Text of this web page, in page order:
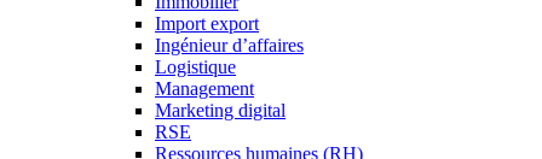
Import export
Ingénieur d’affaires
Logistique
Management
Marketing digital
RSE
Ressources humaines (RH)